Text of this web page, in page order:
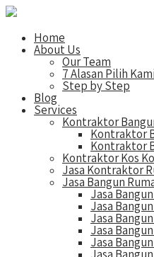
Home
About Us
Our Team
7 Alasan Pilih Kami
Step by Step
Blog
Services
Kontraktor
Kontraktor
Kontraktor
Kontraktor Kos
Jasa Kontraktor
Jasa Bangun
Jasa
Jasa
Jasa
Jasa
Jasa